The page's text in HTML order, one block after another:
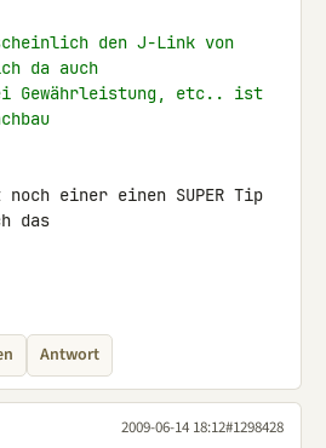
den J-Link von
da auch
Gewährleistung, etc.. ist
einer einen SUPER Tip
das
Antwort
2009-06-14 18:12#1298428